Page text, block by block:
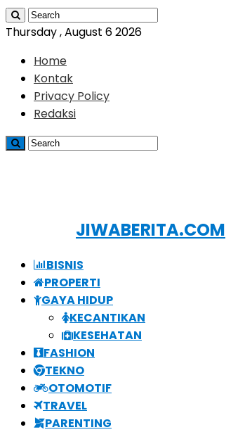
Thursday , August 6 2026
Home
Kontak
Privacy Policy
Redaksi
JIWABERITA.COM
BISNIS
PROPERTI
GAYA HIDUP
KECANTIKAN
KESEHATAN
FASHION
TEKNO
OTOMOTIF
TRAVEL
PARENTING